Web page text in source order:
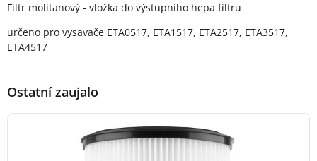
Filtr molitanový - vložka do výstupního hepa filtru
určeno pro vysavače ETA0517, ETA1517, ETA2517, ETA3517,
ETA4517
Ostatní zaujalo